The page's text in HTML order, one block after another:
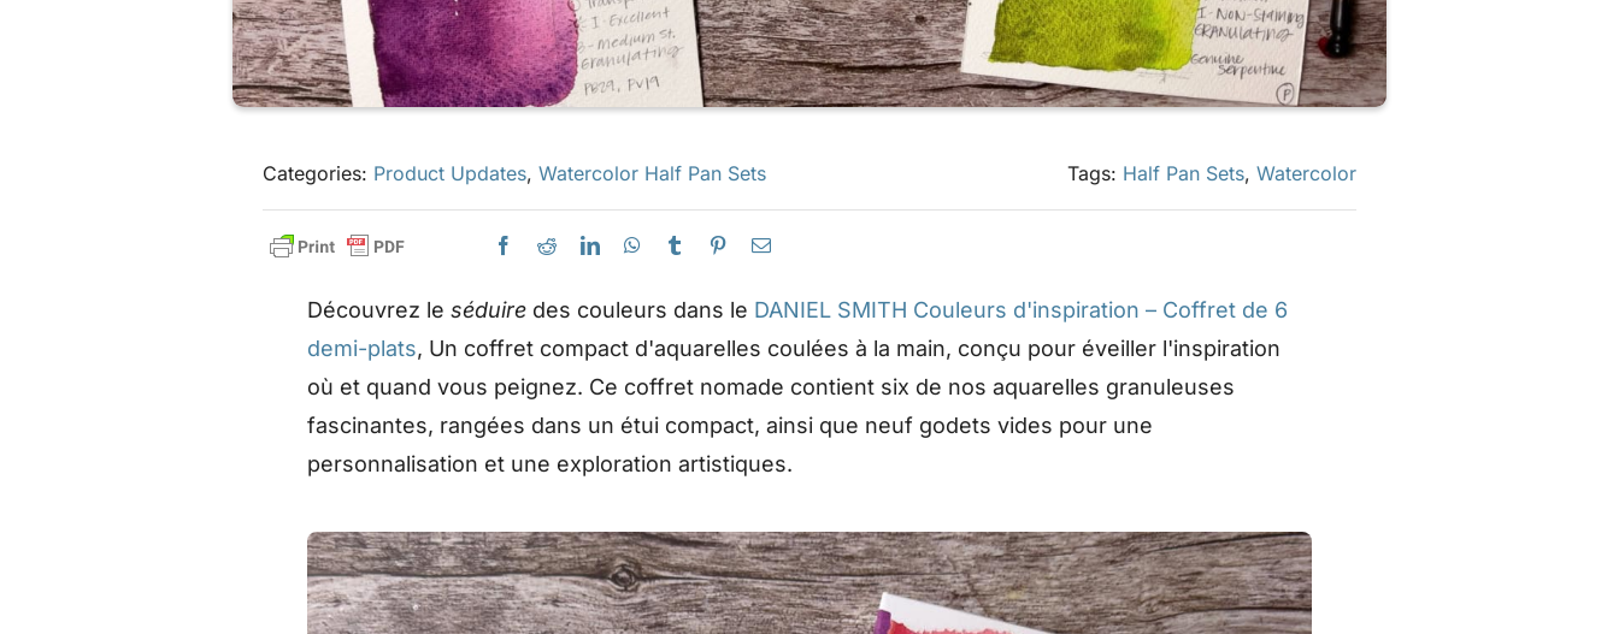
Categories: Product Updates,Watercolor Half Pan Sets Tags: Half Pan Sets, Watercolor
Découvrez leséduire des couleurs dans le DANIEL SMITH Couleurs d'inspiration – Coffret de 6
demi-plats, Un coffret compact d'aquarelles coulées à la main, conçu pour éveiller l'inspiration
où et quand vous peignez. Ce coffret nomade contient six de nos aquarelles granuleuses
fascinantes, rangées dans un étui compact, ainsi que neuf godets vides pour une
personnalisation et une exploration artistiques.